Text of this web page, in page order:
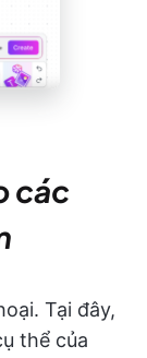
các
Tại đây,
thể của